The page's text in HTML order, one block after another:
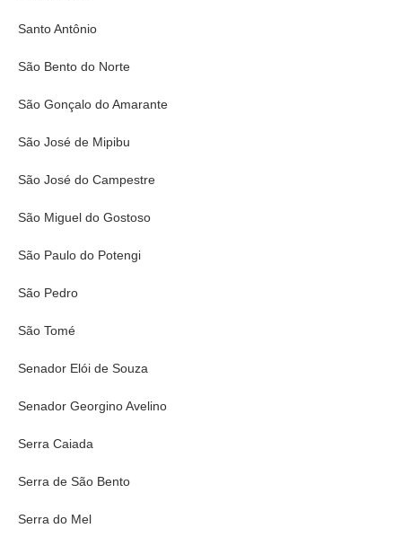
Santo Antônio
São Bento do Norte
São Gonçalo do Amarante
São José de Mipibu
São José do Campestre
São Miguel do Gostoso
São Paulo do Potengi
São Pedro
São Tomé
Senador Elói de Souza
Senador Georgino Avelino
Serra Caiada
Serra de São Bento
Serra do Mel